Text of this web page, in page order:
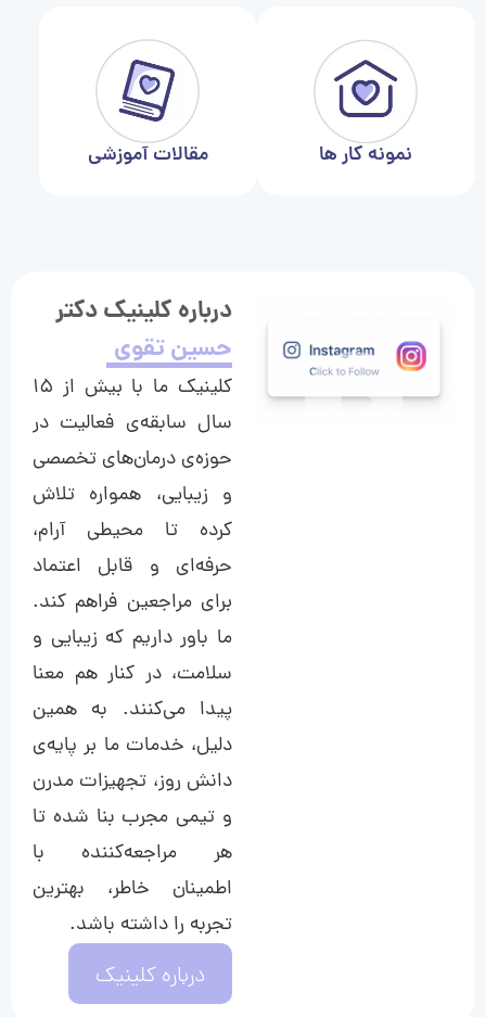
نمونه کار ها مقالات آموزشی
درباره کلینیک دکتر
حسین تقوی
کلینیک ما با بیش از ۱۵
سال سابقه‌ی فعالیت در
حوزه‌ی درمان‌های تخصصی
و زیبایی، همواره تلاش
کرده تا محیطی آرام،
حرفه‌ای و قابل اعتماد
برای مراجعین فراهم کند.
ما باور داریم که زیبایی و
سلامت، در کنار هم معنا
پیدا می‌کنند. به همین
دلیل، خدمات ما بر پایه‌ی
دانش روز، تجهیزات مدرن
و تیمی مجرب بنا شده تا
هر مراجعه‌کننده با
اطمینان خاطر، بهترین
تجربه را داشته باشد.
درباره کلینیک